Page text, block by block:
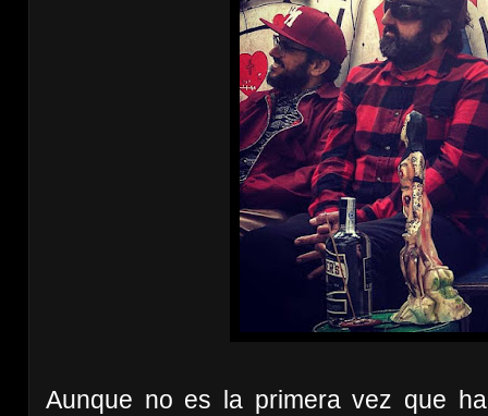
Aunque no es la primera vez que